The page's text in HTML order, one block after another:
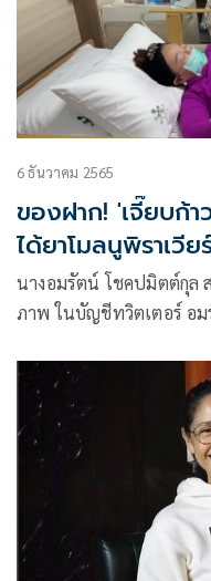
6 ธันวาคม 2565
ของฝาก! 'เจี๊ยบก้
ได้ยาโมลนูพิราเวี
นางอมรัตน์ โชคปมิตต์กุล
ภาพ ในบัญชีทวิตเตอร์ อม